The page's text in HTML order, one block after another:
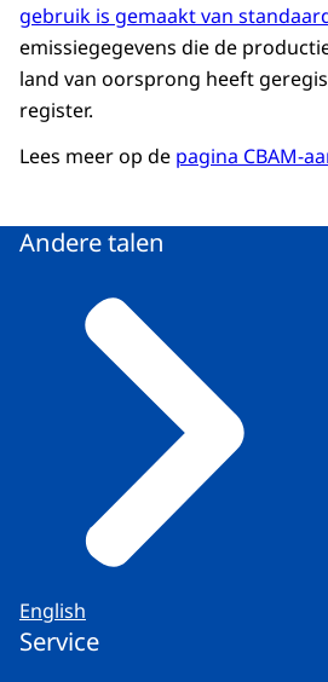
gebruik is gemaakt van
emissiegegevens die de
land van oorsprong heeft
register.
Lees meer op de pagina CBAM-
Andere talen
English
Service